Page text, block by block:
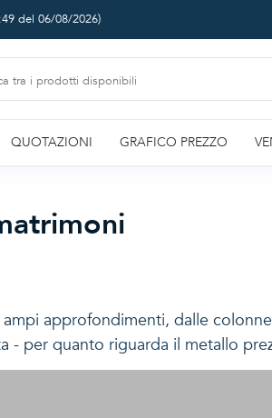
del 06/08/2026)
QUOTAZIONI GRAFICO PREZZO
approfondimenti, dalle
- per quanto riguarda il metallo